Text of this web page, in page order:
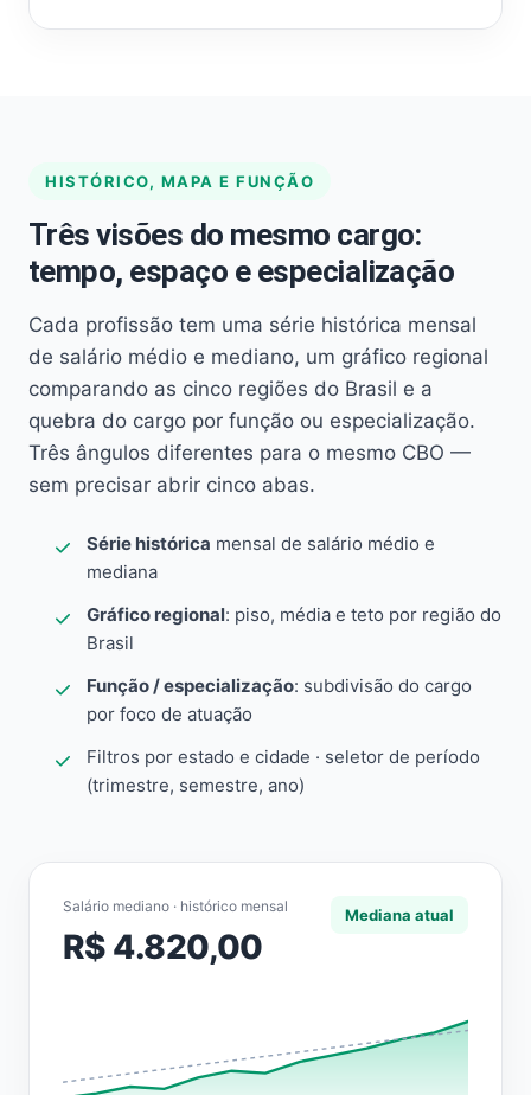
HISTÓRICO, MAPA E FUNÇÃO
Três visões do mesmo cargo:
tempo, espaço e especialização
Cada profissão tem uma série histórica mensal
de salário médio e mediano, um gráfico regional
comparando as cinco regiões do Brasil e a
quebra do cargo por função ou especialização.
Três ângulos diferentes para o mesmo CBO —
sem precisar abrir cinco abas.
Série histórica mensal de salário médio e
mediana
Gráfico regional: piso, média e teto por região do
Brasil
Função / especialização: subdivisão do cargo
por foco de atuação
Filtros por estado e cidade · seletor de período
(trimestre, semestre, ano)
Salário mediano · histórico mensal
R$ 4.820,00
Mediana atual